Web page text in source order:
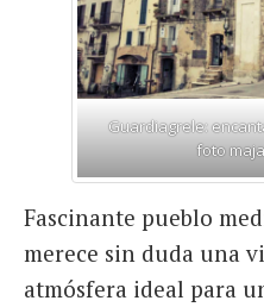
Guardiagrele:
foto
Fascinante pueblo
merece sin duda una
atmósfera ideal para